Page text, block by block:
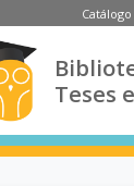
Catálogo
Teses